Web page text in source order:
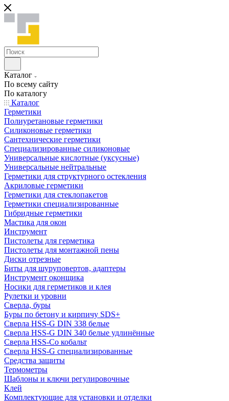
Каталог
По всему сайту
По каталогу
Каталог
Герметики
Полиуретановые герметики
Силиконовые герметики
Сантехнические герметики
Специализированные силиконовые
Универсальные кислотные (уксусные)
Универсальные нейтральные
Герметики для структурного остекления
Акриловые герметики
Герметики для стеклопакетов
Герметики специализированные
Гибридные герметики
Мастика для окон
Инструмент
Пистолеты для герметика
Пистолеты для монтажной пены
Диски отрезные
Биты для шуруповертов, адаптеры
Инструмент оконщика
Носики для герметиков и клея
Рулетки и уровни
Сверла, буры
Буры по бетону и кирпичу SDS+
Сверла HSS-G DIN 338 белые
Сверла HSS-G DIN 340 белые удлинённые
Сверла HSS-Co кобальт
Сверла HSS-G специализированные
Средства защиты
Термометры
Шаблоны и ключи регулировочные
Клей
Комплектующие для установки и отделки